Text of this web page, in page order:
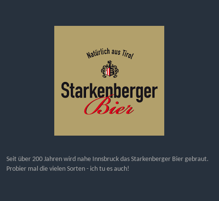
Seit über 200 Jahren wird nahe Innsbruck das Starkenberger Bier gebraut.
Probier mal die vielen Sorten - ich tu es auch!